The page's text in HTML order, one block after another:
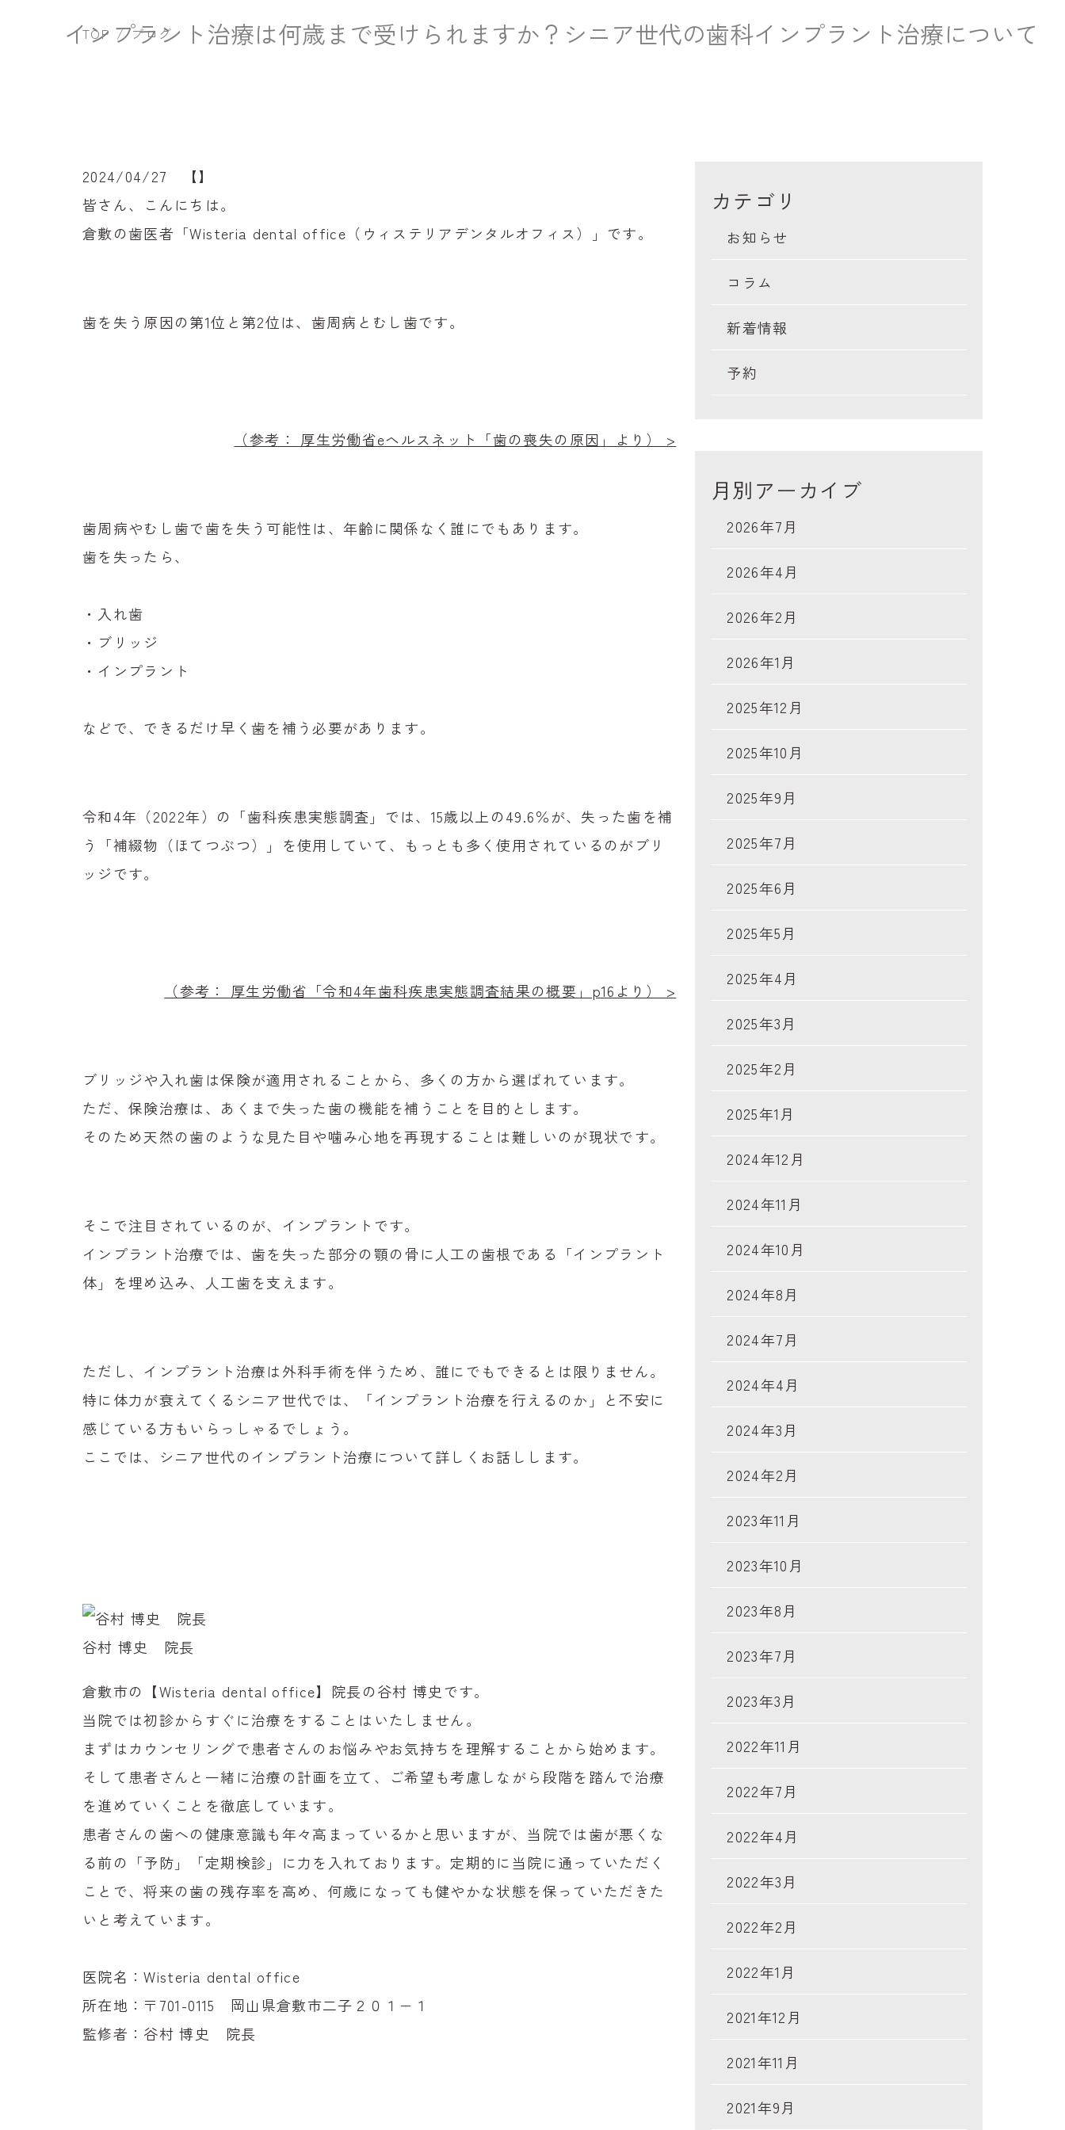
院内紹介
コラム
TOP ブログ
インプラント治療は何歳まで受けられますか？シニア世代の歯科インプラント治療について
2024/04/27 【】
皆さん、こんにちは。
倉敷の歯医者「Wisteria dental office（ウィステリアデンタルオフィス）」です。
歯を失う原因の第1位と第2位は、歯周病とむし歯です。
（参考： 厚生労働省eヘルスネット「歯の喪失の原因」より） >
歯周病やむし歯で歯を失う可能性は、年齢に関係なく誰にでもあります。
歯を失ったら、
・入れ歯
・ブリッジ
・インプラント
などで、できるだけ早く歯を補う必要があります。
令和4年（2022年）の「歯科疾患実態調査」では、15歳以上の49.6％が、失った歯を補
う「補綴物（ほてつぶつ）」を使用していて、もっとも多く使用されているのがブリ
ッジです。
（参考： 厚生労働省「令和4年歯科疾患実態調査結果の概要」p16より） >
ブリッジや入れ歯は保険が適用されることから、多くの方から選ばれています。
ただ、保険治療は、あくまで失った歯の機能を補うことを目的とします。
そのため天然の歯のような見た目や噛み心地を再現することは難しいのが現状です。
そこで注目されているのが、インプラントです。
インプラント治療では、歯を失った部分の顎の骨に人工の歯根である「インプラント
体」を埋め込み、人工歯を支えます。
ただし、インプラント治療は外科手術を伴うため、誰にでもできるとは限りません。
特に体力が衰えてくるシニア世代では、「インプラント治療を行えるのか」と不安に
感じている方もいらっしゃるでしょう。
ここでは、 シニア世代のインプラント治療について詳しくお話しします。
谷村 博史 院長
倉敷市の【Wisteria dental office】院長の谷村 博史です。
当院では初診からすぐに治療をすることはいたしません。
まずはカウンセリングで患者さんのお悩みやお気持ちを理解することから始めます。
そして患者さんと一緒に治療の計画を立て、ご希望も考慮しながら段階を踏んで治療
を進めていくことを徹底しています。
患者さんの歯への健康意識も年々高まっているかと思いますが、当院では歯が悪くな
る前の「予防」「定期検診」に力を入れております。定期的に当院に通っていただく
ことで、将来の歯の残存率を高め、何歳になっても健やかな状態を保っていただきた
いと考えています。
医院名：Wisteria dental office
所在地：〒701-0115 岡山県倉敷市二子２０１−１
監修者：谷村 博史 院長
カテゴリ
お知らせ
コラム
新着情報
予約
月別アーカイブ
2026年7月
2026年4月
2026年2月
2026年1月
2025年12月
2025年10月
2025年9月
2025年7月
2025年6月
2025年5月
2025年4月
2025年3月
2025年2月
2025年1月
2024年12月
2024年11月
2024年10月
2024年8月
2024年7月
2024年4月
2024年3月
2024年2月
2023年11月
2023年10月
2023年8月
2023年7月
2023年3月
2022年11月
2022年7月
2022年4月
2022年3月
2022年2月
2022年1月
2021年12月
2021年11月
2021年9月